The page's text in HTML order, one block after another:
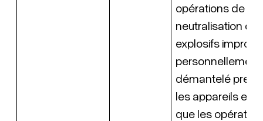
opérations de
neutralisation de
explosifs
personnellement
démantelé
les appareils et a
que les